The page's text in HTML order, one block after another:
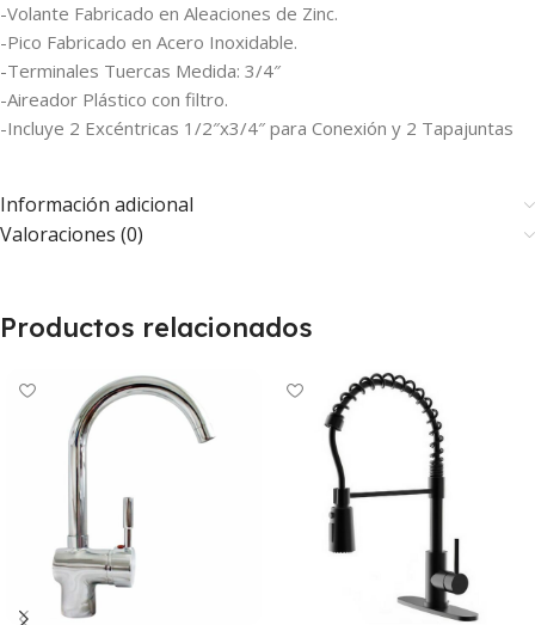
-Volante Fabricado en Aleaciones de Zinc.
-Pico Fabricado en Acero Inoxidable.
-Terminales Tuercas Medida: 3/4″
-Aireador Plástico con filtro.
-Incluye 2 Excéntricas 1/2″x3/4″ para Conexión y 2 Tapajuntas
Información adicional
Valoraciones (0)
Productos relacionados